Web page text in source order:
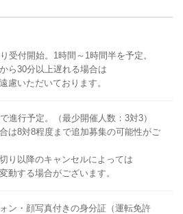
受付開始。1時間～1時間半を予定。
ら30分以上遅れる場合は
慮いただいております。
進行予定。（最少開催人数：3対3）
は8対8程度まで追加募集の可能性がご
り以降のキャンセルによっては
動する場合がございます。
ン・顔写真付きの身分証（運転免許